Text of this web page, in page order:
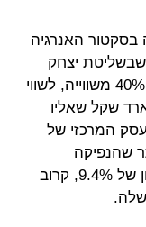
בסקטור האנרגיה
יצחק
תשובה (61.7%). מאז פרוץ משבר הקורונה מניית החברה איבדה 40% משווייה, לשווי
— רחוק ביותר מ־70% משווי של 13.3 מיליארד שקל שאליו
לעסק המרכזי של
שהנפיקה
הקבוצה בהיקף של 3.1 מיליארד שקל נסחרת כיום בתשואה לפדיון של 9.4%, קרוב